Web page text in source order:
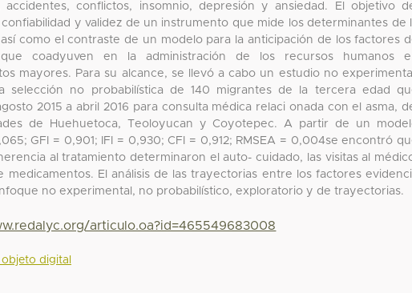
accidentes, conflictos, insomnio, depresión y ansiedad. El objetivo
y validez de un instrumento que mide los determinantes de
como el contraste de un modelo para la anticipación de los factores
coadyuven en la administración de los recursos humanos
mayores. Para su alcance, se llevó a cabo un estudio no
selección no probabilística de 140 migrantes de la tercera edad
2015 a abril 2016 para consulta médica relaci onada con el asma,
de Huehuetoca, Teoloyucan y Coyotepec. A partir de un
GFI = 0,901; IFI = 0,930; CFI = 0,912; RMSEA = 0,004se encontró
al tratamiento determinaron el auto- cuidado, las visitas al
El análisis de las trayectorias entre los factores
no experimental, no probabilístico, exploratorio y de trayectorias.
articulo.oa?id=465549683008
digital